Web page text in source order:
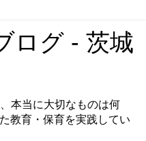
ログ - 茨城
本当に大切なものは何
教育・保育を実践してい